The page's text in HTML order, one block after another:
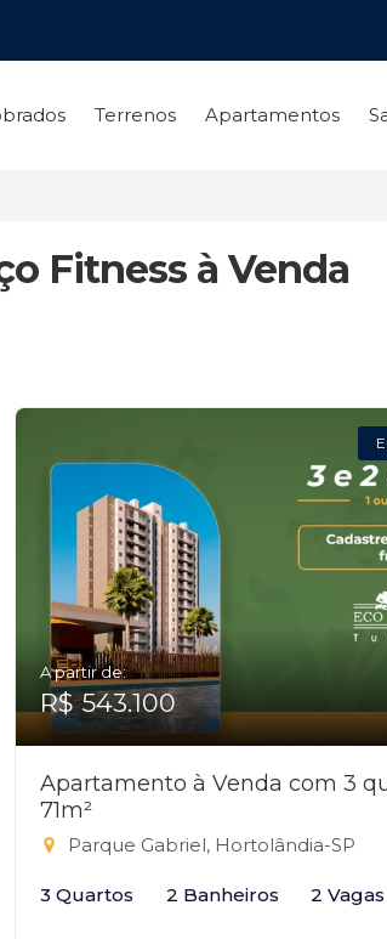
Terrenos Apartamentos
Fitness à Venda
A partir de:
R$ 543.100
Apartamento à Venda com 3
71m²
Parque Gabriel, Hortolândia-SP
3 Quartos 2 Banheiros 2 Vagas